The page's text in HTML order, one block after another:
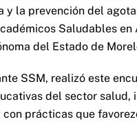
y la prevención del
Saludables
del Estado de
SSM, realizó este
del sector
prácticas que